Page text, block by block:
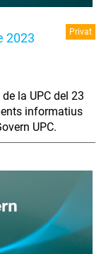
2023 Privat
la UPC del 23
informatius
UPC.